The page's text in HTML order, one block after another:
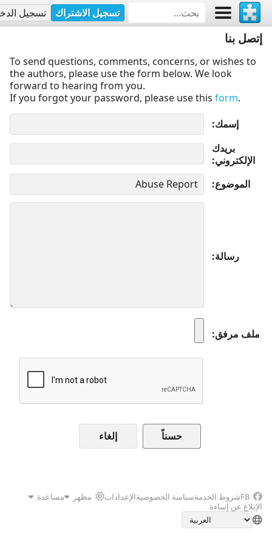
تسجيل الاشتراك تسجيل
إتصل بنا
To send questions, comments, concerns, or wishes to
the authors, please use the form below. We look
forward to hearing from you.
If you forgot your password, please use this form.
إسمك
بريدك
الإلكتروني
الموضوع
رسالة
ملف مرفق
إلغاء
FBشروط الخدمةسياسة الخصوصيةالإعدادات مظهر
مساعدة
الإبلاغ عن إساءة